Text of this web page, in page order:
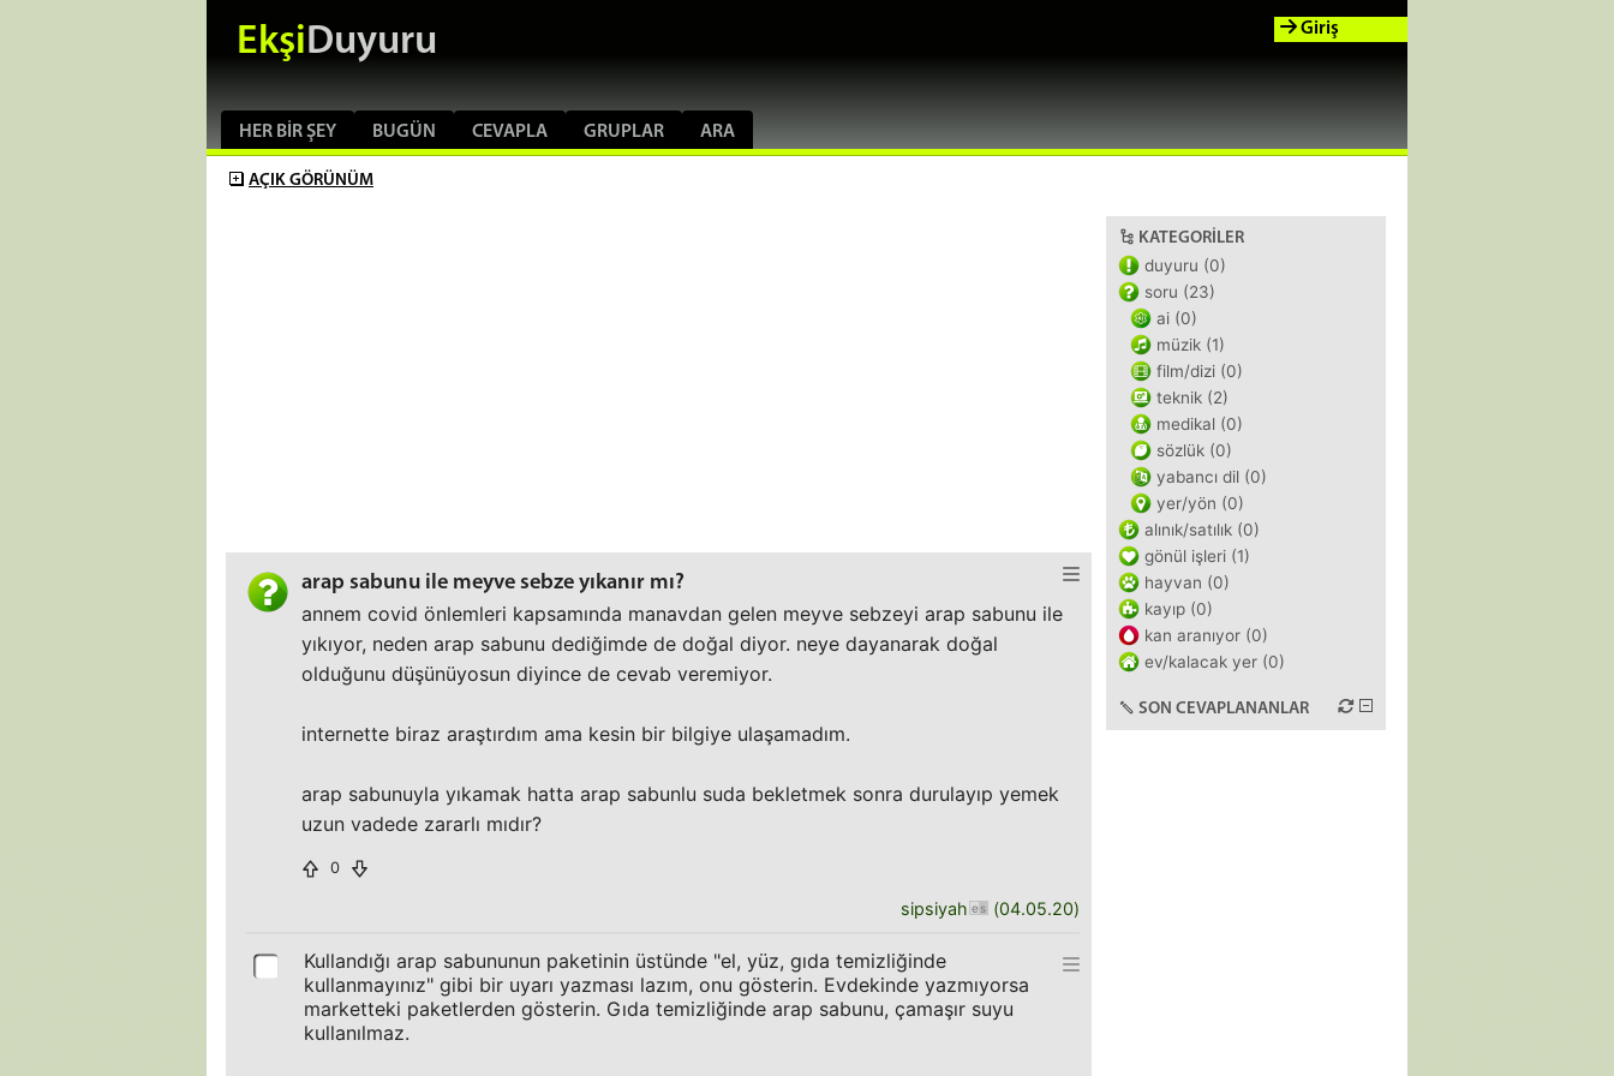
EkşiDuyuru
HER BIR ŞEY BUGÜN CEVAPLA GRUPLAR ARA
Giriş
AÇIK GÖRÜNÜM
arap sabunu ile meyve sebze yıkanır mı?
annem covid önlemleri kapsamında manavdan gelen meyve sebzeyi arap sabunu ile
yıkıyor, neden arap sabunu dediğimde de doğal diyor. neye dayanarak doğal
olduğunu düşünüyosun diyince de cevab veremiyor.
internette biraz araştırdım ama kesin bir bilgiye ulaşamadım.
arap sabunuyla yıkamak hatta arap sabunlu suda bekletmek sonra durulayıp yemek
uzun vadede zararlı mıdır?
0
sipsiyah (04.05.20)
Kullandığı arap sabununun paketinin üstünde "el, yüz, gıda temizliğinde
kullanmayınız" gibi bir uyarı yazması lazım, onu gösterin. Evdekinde yazmıyorsa
marketteki paketlerden gösterin. Gıda temizliğinde arap sabunu, çamaşır suyu
kullanılmaz.
KATEGORILER
duyuru (0)
soru (23)
ai (0)
müzik (1)
film/dizi (0)
teknik (2)
medikal (0)
sözlük (0)
yabancı dil (0)
yer/yön (0)
alınık/satılık (0)
gönül işleri (1)
hayvan (0)
kayıp (0)
kan aranıyor (0)
ev/kalacak yer (0)
SON CEVAPLANANLAR